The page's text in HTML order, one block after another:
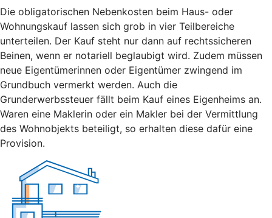
Die obligatorischen Nebenkosten beim Haus- oder
Wohnungskauf lassen sich grob in vier Teilbereiche
unterteilen. Der Kauf steht nur dann auf rechtssicheren
Beinen, wenn er notariell beglaubigt wird. Zudem müssen
neue Eigentümerinnen oder Eigentümer zwingend im
Grundbuch vermerkt werden. Auch die
Grunderwerbssteuer fällt beim Kauf eines Eigenheims an.
Waren eine Maklerin oder ein Makler bei der Vermittlung
des Wohnobjekts beteiligt, so erhalten diese dafür eine
Provision.